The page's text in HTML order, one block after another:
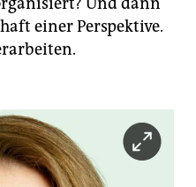
einer Perspektive.